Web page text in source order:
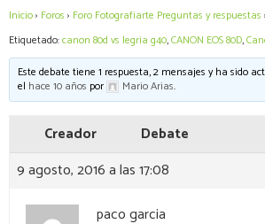
Inicio› Foros › Foro Fotografiarte Preguntas y respuestas ›
Etiquetado:canon 80d vs legria g40,CANON EOS 80D,
Este debate tiene 1 respuesta, 2 mensajes y ha sido
el hace 10 años por Mario Arias.
Creador
Debate
9 agosto, 2016 a las 17:08
paco garcia